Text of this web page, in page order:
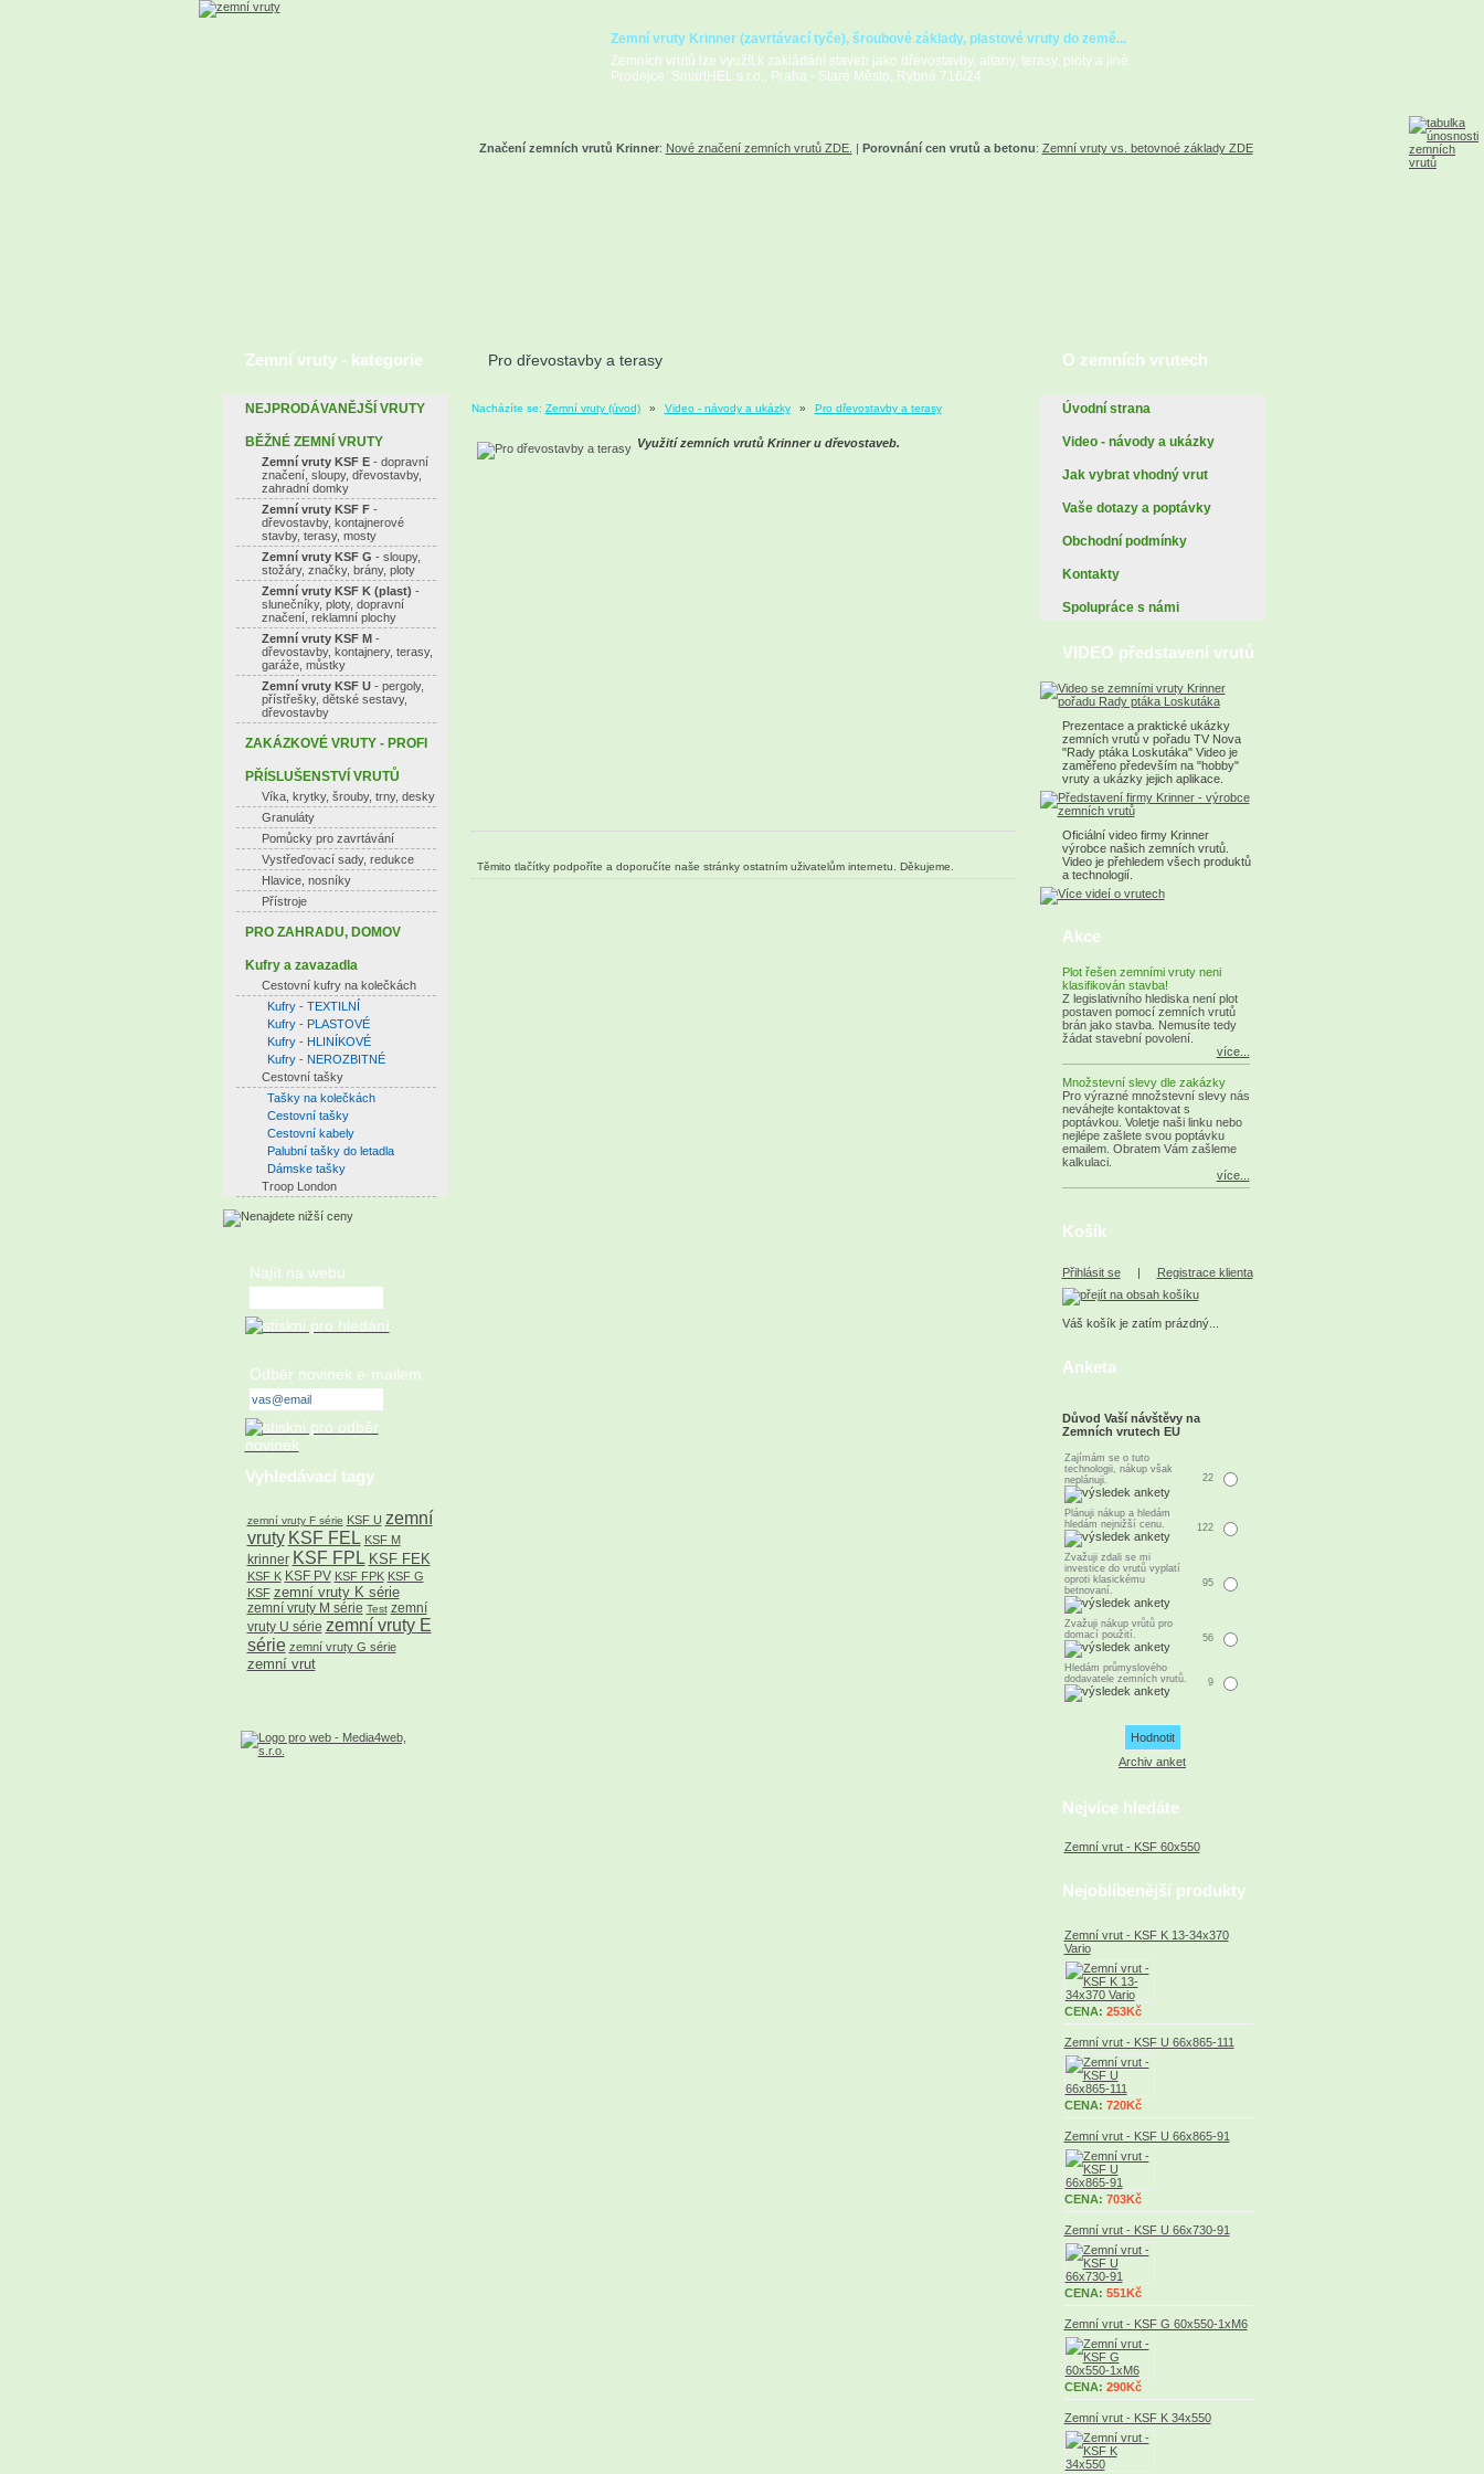
Zemní vruty Krinner (zavrtávací tyče), šroubové základy, plastové vruty do země...
Zemních vrutů lze využít k zakládání staveb jako dřevostavby, altany, terasy, ploty a jiné.
Prodejce: SmartHEL s.r.o., Praha - Staré Město, Rybná 716/24
Značení zemních vrutů Krinner: Nové značení zemních vrutů ZDE. | Porovnání cen vrutů a betonu: Zemní vruty vs. betovnoé základy ZDE
Pro dřevostavby a terasy
Nacházíte se: Zemní vruty (úvod) » Video - návody a ukázky » Pro dřevostavby a terasy
Využití zemních vrutů Krinner u dřevostaveb.
Těmito tlačítky podpoříte a doporučíte naše stránky ostatním uživatelům internetu. Děkujeme.
Zemní vruty - kategorie
NEJPRODÁVANĚJŠÍ VRUTY
BĚŽNÉ ZEMNÍ VRUTY
Zemní vruty KSF E- dopravní
značení, sloupy, dřevostavby,
zahradní domky
Zemní vruty KSF F-
dřevostavby, kontajnerové
stavby, terasy, mosty
Zemní vruty KSF G - sloupy,
stožáry, značky, brány, ploty
Zemní vruty KSF K (plast) -
slunečníky, ploty, dopravní
značení, reklamní plochy
Zemní vruty KSF M-
dřevostavby, kontajnery, terasy,
garáže, můstky
Zemní vruty KSF U- pergoly,
přístřešky, dětské sestavy,
dřevostavby
ZAKÁZKOVÉ VRUTY - PROFI
PŘÍSLUŠENSTVÍ VRUTŮ
Víka, krytky, šrouby, trny, desky
Granuláty
Pomůcky pro zavrtávání
Vystřeďovací sady, redukce
Hlavice, nosníky
Přístroje
PRO ZAHRADU, DOMOV
Kufry a zavazadla
Cestovní kufry na kolečkách
Kufry - TEXTILNÍ
Kufry - PLASTOVÉ
Kufry - HLINÍKOVÉ
Kufry - NEROZBITNÉ
Cestovní tašky
Tašky na kolečkách
Cestovní tašky
Cestovní kabely
Palubní tašky do letadla
Dámske tašky
Troop London
Najít na webu
Odběr novinek e-mailem
Vyhledávací tagy
zemní vruty F série KSF U zemní
vruty KSF FEL KSF M
krinner KSF FPL KSF FEK
KSF K KSF PV KSF FPK KSF G
KSF zemní vruty K série
zemní vruty M série Test zemní
vruty U série zemní vruty E
série zemní vruty G série
zemní vrut
O zemních vrutech
Úvodní strana
Video - návody a ukázky
Jak vybrat vhodný vrut
Vaše dotazy a poptávky
Obchodní podmínky
Kontakty
Spolupráce s námi
VIDEO představení vrutů
Prezentace a praktické ukázky
zemních vrutů v pořadu TV Nova
"Rady ptáka Loskutáka" Video je
zaměřeno především na "hobby"
vruty a ukázky jejich aplikace.
Oficiální video firmy Krinner
výrobce našich zemních vrutů.
Video je přehledem všech produktů
a technologií.
Akce
Plot řešen zemními vruty neni
klasifikován stavba!
Z legislativního hlediska není plot
postaven pomocí zemních vrutů
brán jako stavba. Nemusíte tedy
žádat stavební povolení.
více...
Množstevní slevy dle zakázky
Pro výrazné množstevní slevy nás
neváhejte kontaktovat s
poptávkou. Voletje naši linku nebo
nejlépe zašlete svou poptávku
emailem. Obratem Vám zašleme
kalkulaci.
více...
Košík
Přihlásit se| Registrace klienta
Váš košík je zatím prázdný...
Anketa
Důvod Vaší návštěvy na
Zemních vrutech EU
Zajímám se o tuto
technologii, nákup však
neplánuji.
22
Plánuji nákup a hledám
hledám nejnižší cenu.
122
Zvažuji zdali se mi
investice do vrutů vyplatí
oproti klasickému
betnovaní.
95
Zvažuji nákup vrůtů pro
domací použití.
56
Hledám průmyslového
dodavatele zemních vrutů.
9
Archiv anket
Nejvíce hledáte
Zemní vrut - KSF 60x550
Nejoblíbenější produkty
Zemní vrut - KSF K 13-34x370
Vario
CENA: 253Kč
Zemní vrut - KSF U 66x865-111
CENA: 720Kč
Zemní vrut - KSF U 66x865-91
CENA: 703Kč
Zemní vrut - KSF U 66x730-91
CENA: 551Kč
Zemní vrut - KSF G 60x550-1xM6
CENA: 290Kč
Zemní vrut - KSF K 34x550